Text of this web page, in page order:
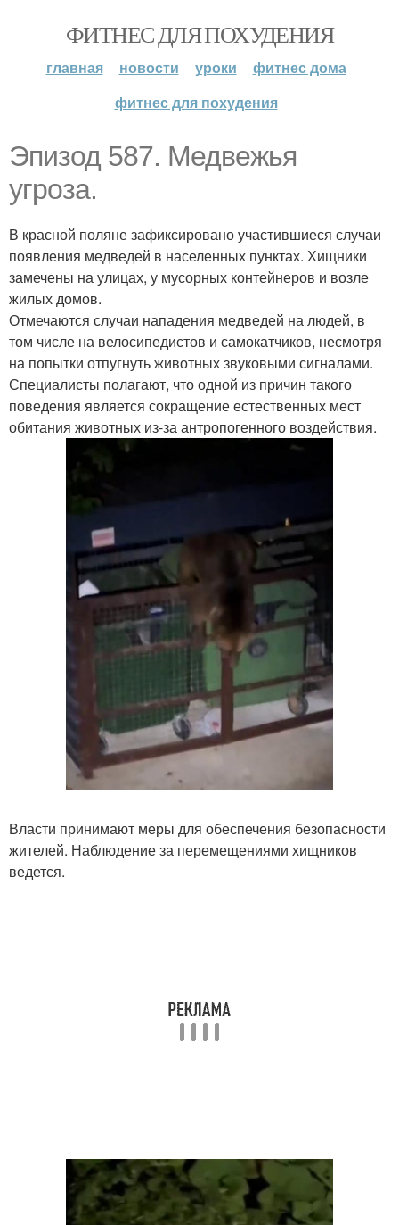
ФИТНЕС ДЛЯ ПОХУДЕНИЯ
главная новости уроки
фитнес дома
фитнес для похудения
Эпизод 587. Медвежья
угроза.
В красной поляне зафиксировано участившиеся случаи
появления медведей в населенных пунктах. Хищники
замечены на улицах, у мусорных контейнеров и возле
жилых домов.
Отмечаются случаи нападения медведей на людей, в
том числе на велосипедистов и самокатчиков, несмотря
на попытки отпугнуть животных звуковыми сигналами.
Специалисты полагают, что одной из причин такого
поведения является сокращение естественных мест
обитания животных из-за антропогенного воздействия.
Власти принимают меры для обеспечения безопасности
жителей. Наблюдение за перемещениями хищников
ведется.